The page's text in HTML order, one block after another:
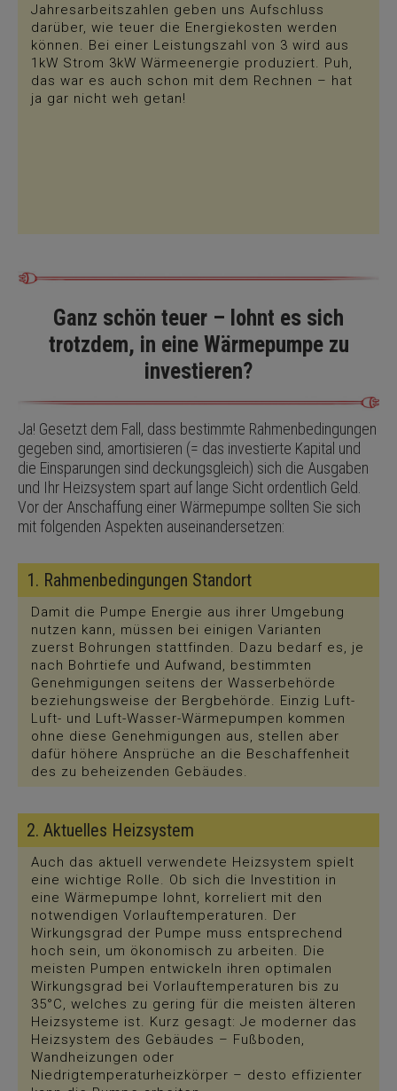
Jahresarbeitszahlen geben uns Aufschluss
darüber, wie teuer die Energiekosten werden
können. Bei einer Leistungszahl von 3 wird aus
1kW Strom 3kW Wärmeenergie produziert. Puh,
das war es auch schon mit dem Rechnen – hat
ja gar nicht weh getan!
Ganz schön teuer – lohnt es sich
trotzdem, in eine Wärmepumpe zu
investieren?
Ja! Gesetzt dem Fall, dass bestimmte Rahmenbedingungen
gegeben sind, amortisieren (= das investierte Kapital und
die Einsparungen sind deckungsgleich) sich die Ausgaben
und Ihr Heizsystem spart auf lange Sicht ordentlich Geld.
Vor der Anschaffung einer Wärmepumpe sollten Sie sich
mit folgenden Aspekten auseinandersetzen:
1. Rahmenbedingungen Standort
Damit die Pumpe Energie aus ihrer Umgebung
nutzen kann, müssen bei einigen Varianten
zuerst Bohrungen stattfinden. Dazu bedarf es, je
nach Bohrtiefe und Aufwand, bestimmten
Genehmigungen seitens der Wasserbehörde
beziehungsweise der Bergbehörde. Einzig Luft-
Luft- und Luft-Wasser-Wärmepumpen kommen
ohne diese Genehmigungen aus, stellen aber
dafür höhere Ansprüche an die Beschaffenheit
des zu beheizenden Gebäudes.
2. Aktuelles Heizsystem
Auch das aktuell verwendete Heizsystem spielt
eine wichtige Rolle. Ob sich die Investition in
eine Wärmepumpe lohnt, korreliert mit den
notwendigen Vorlauftemperaturen. Der
Wirkungsgrad der Pumpe muss entsprechend
hoch sein, um ökonomisch zu arbeiten. Die
meisten Pumpen entwickeln ihren optimalen
Wirkungsgrad bei Vorlauftemperaturen bis zu
35°C, welches zu gering für die meisten älteren
Heizsysteme ist. Kurz gesagt: Je moderner das
Heizsystem des Gebäudes – Fußboden,
Wandheizungen oder
Niedrigtemperaturheizkörper – desto effizienter